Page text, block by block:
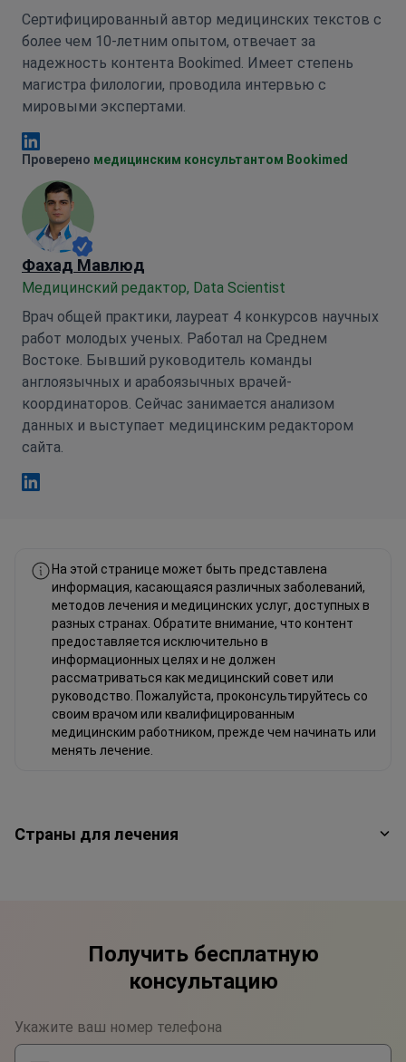
Сертифицированный автор медицинских текстов с
более чем 10-летним опытом, отвечает за
надежность контента Bookimed. Имеет степень
магистра филологии, проводила интервью с
мировыми экспертами.
Анна Леонова Linkedin
Проверено медицинским консультантом Bookimed
Фахад Мавлюд
Медицинский редактор, Data Scientist
Врач общей практики, лауреат 4 конкурсов научных
работ молодых ученых. Работал на Среднем
Востоке. Бывший руководитель команды
англоязычных и арабоязычных врачей-
координаторов. Сейчас занимается анализом
данных и выступает медицинским редактором
сайта.
На этой странице может быть представлена
информация, касающаяся различных заболеваний,
методов лечения и медицинских услуг, доступных в
разных странах. Обратите внимание, что контент
предоставляется исключительно в
информационных целях и не должен
рассматриваться как медицинский совет или
руководство. Пожалуйста, проконсультируйтесь со
своим врачом или квалифицированным
медицинским работником, прежде чем начинать или
менять лечение.
Страны для лечения
Получить бесплатную
консультацию
Укажите ваш номер телефона